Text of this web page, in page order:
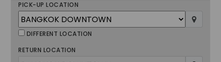
PICK-UP LOCATION
DIFFERENT LOCATION
RETURN LOCATION